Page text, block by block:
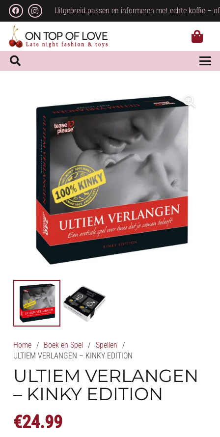
Uitgebreid passen en informeren met echte koffie –
Home / Boek en Spel / Spellen /
ULTIEM VERLANGEN – KINKY EDITION
ULTIEM VERLANGEN
– KINKY EDITION
€24.99